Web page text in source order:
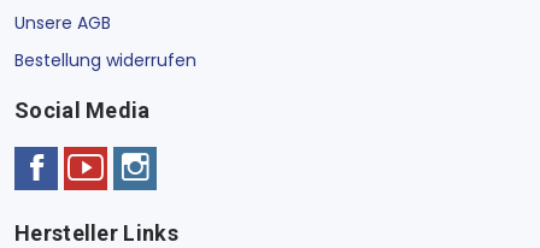
Unsere AGB
Bestellung widerrufen
Social Media
Hersteller Links